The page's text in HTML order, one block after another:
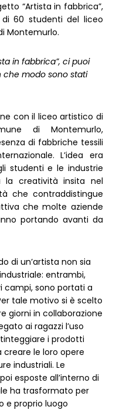
“Artista in fabbrica”,
60 studenti del liceo
Montemurlo.
in fabbrica”, ci puoi
che modo sono stati
con il liceo artistico di
di Montemurlo,
di fabbriche tessili
L’idea era
studenti e le industrie
la creatività insita nel
che contraddistingue
che molte aziende
portando avanti da
di un’artista non sia
entrambi,
campi, sono portati a
tale motivo si è scelto
giorni in collaborazione
ai ragazzi l’uso
i prodotti
creare le loro opere
industriali. Le
esposte all’interno di
ha trasformato per
e proprio luogo